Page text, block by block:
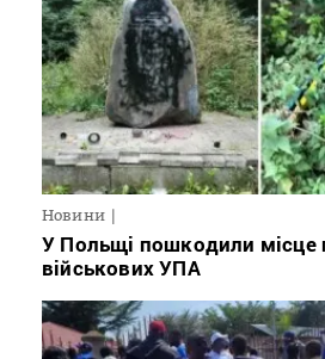
Новини
У Польщі пошкодили місце
військових УПА